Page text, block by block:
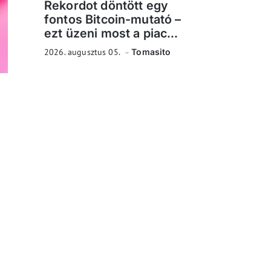
Rekordot döntött egy
fontos Bitcoin-mutató –
ezt üzeni most a piac...
2026. augusztus 05. Tomasito